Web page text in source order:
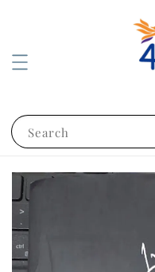
Search